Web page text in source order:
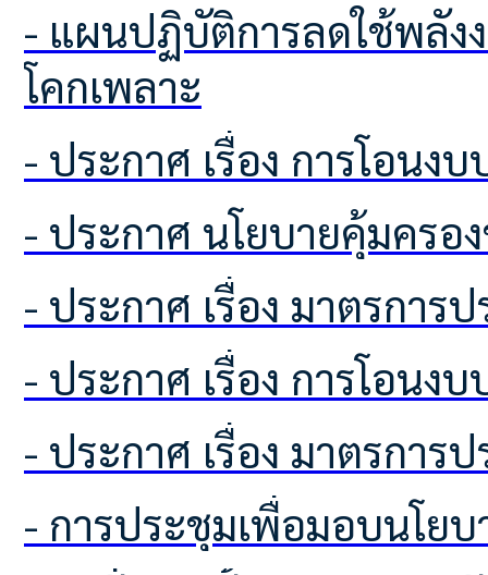
- แผนปฏิบัติการลดใช้พลังงานและติดตามผลการใช้พลังงาน องค์การบริหารส่วนตำบล
โคกเพลาะ
- ประกาศ เรื่อง การโอน
- ประกาศ นโยบายคุ้มคร
- ประกาศ เรื่อง มาตรกา
- ประกาศ เรื่อง การโอ
- ประกาศ เรื่อง มาตรกา
- การประชุมเพื่อมอบนโย